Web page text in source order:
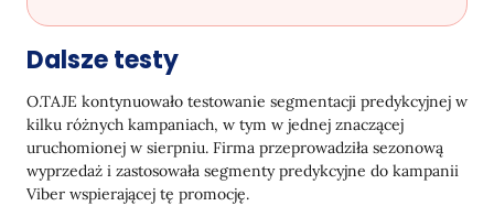
Dalsze testy
O.TAJE kontynuowało testowanie segmentacji predykcyjnej w
kilku różnych kampaniach, w tym w jednej znaczącej
uruchomionej w sierpniu. Firma przeprowadziła sezonową
wyprzedaż i zastosowała segmenty predykcyjne do kampanii
Viber wspierającej tę promocję.